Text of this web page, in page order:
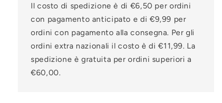
Il costo di spedizione è di €6,50 per ordini
con pagamento anticipato e di €9,99 per
ordini con pagamento alla consegna. Per gli
ordini extra nazionali il costo è di €11,99. La
spedizione è gratuita per ordini superiori a
€60,00.